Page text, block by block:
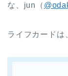
な、jun（
ライフカードは